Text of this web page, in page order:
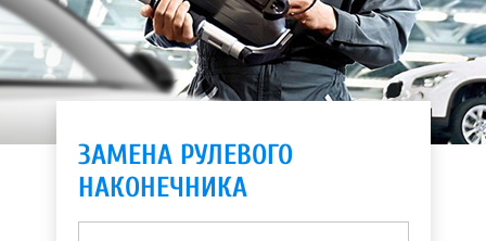
ЗАМЕНА РУЛЕВОГО
НАКОНЕЧНИКА